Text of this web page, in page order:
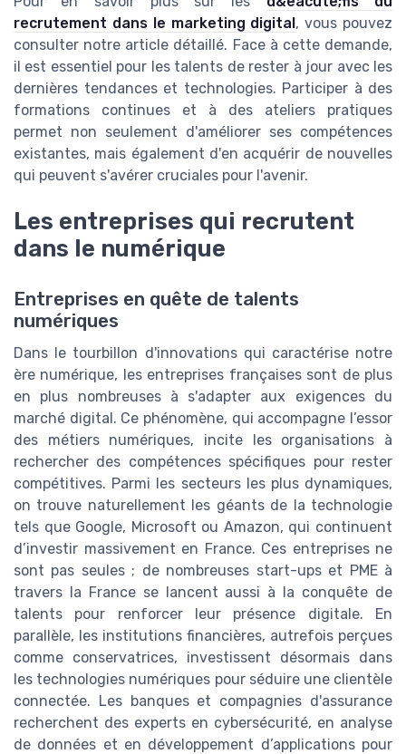
recrutement dans le marketing digital , vous pouvez
consulter notre article détaillé. Face à cette demande,
il est essentiel pour les talents de rester à jour avec les
dernières tendances et technologies. Participer à des
formations continues et à des ateliers pratiques
permet non seulement d'améliorer ses compétences
existantes, mais également d'en acquérir de nouvelles
qui peuvent s'avérer cruciales pour l'avenir.
Les entreprises qui recrutent
dans le numérique
Entreprises en quête de talents
numériques
Dans le tourbillon d'innovations qui caractérise notre
ère numérique, les entreprises françaises sont de plus
en plus nombreuses à s'adapter aux exigences du
marché digital. Ce phénomène, qui accompagne l’essor
des métiers numériques, incite les organisations à
rechercher des compétences spécifiques pour rester
compétitives. Parmi les secteurs les plus dynamiques,
on trouve naturellement les géants de la technologie
tels que Google, Microsoft ou Amazon, qui continuent
d’investir massivement en France. Ces entreprises ne
sont pas seules ; de nombreuses start-ups et PME à
travers la France se lancent aussi à la conquête de
talents pour renforcer leur présence digitale. En
parallèle, les institutions financières, autrefois perçues
comme conservatrices, investissent désormais dans
les technologies numériques pour séduire une clientèle
connectée. Les banques et compagnies d'assurance
recherchent des experts en cybersécurité, en analyse
de données et en développement d’applications pour